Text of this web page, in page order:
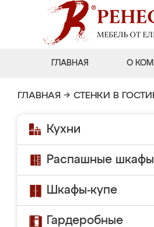
ГЛАВНАЯ О
ГЛАВНАЯ → СТЕНКИ В
Кухни
Распашные шкафы
Шкафы-купе
Гардеробные